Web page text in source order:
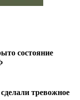
состояние
тревожное